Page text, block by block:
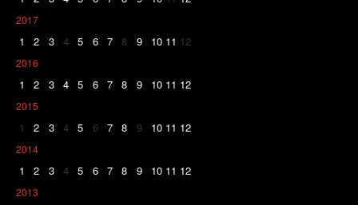
2017
1 2 3 4 5 6 7 8 9 10 11 12
2016
1 2 3 4 5 6 7 8 9 10 11 12
2015
1 2 3 4 5 6 7 8 9 10 11 12
2014
1 2 3 4 5 6 7 8 9 10 11 12
2013